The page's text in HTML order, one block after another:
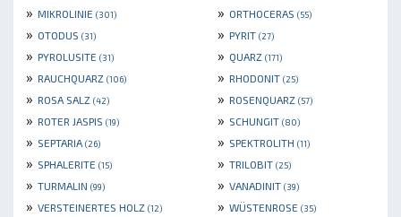
» MIKROLINIE (301) » ORTHOCERAS (55)
» OTODUS (31) » PYRIT (27)
» PYROLUSITE (31) » QUARZ (171)
» RAUCHQUARZ (106) » RHODONIT (25)
» ROSA SALZ (42) » ROSENQUARZ (57)
» ROTER JASPIS (19) » SCHUNGIT (80)
» SEPTARIA (26) » SPEKTROLITH (11)
» SPHALERITE (15) » TRILOBIT (25)
» TURMALIN (99) » VANADINIT (39)
» VERSTEINERTES HOLZ (12) » WÜSTENROSE (35)